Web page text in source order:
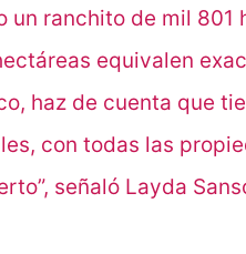
un ranchito de mil 801
equivalen
haz de cuenta que
con todas las
señaló Layda